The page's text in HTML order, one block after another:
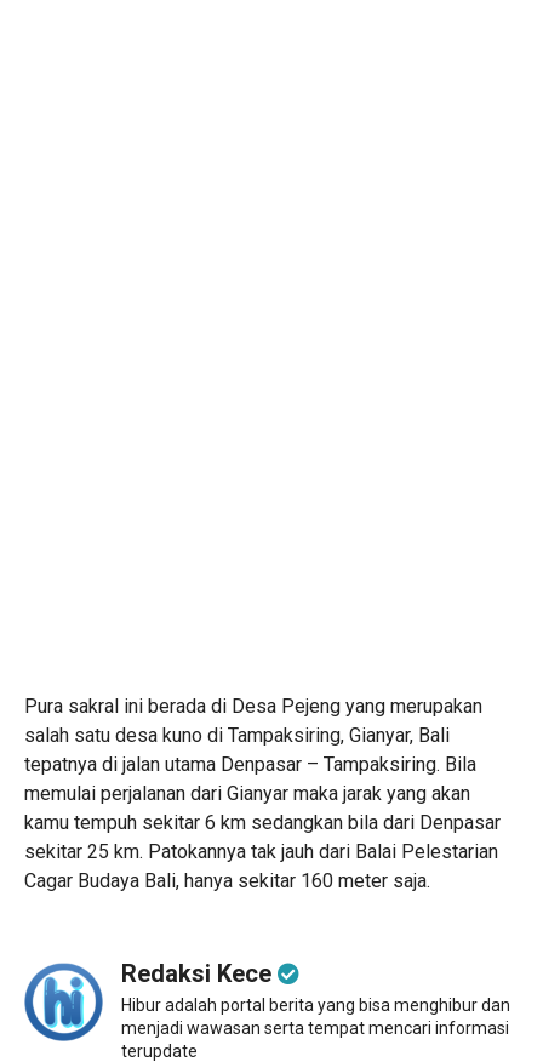
Pura sakral ini berada di Desa Pejeng yang merupakan
salah satu desa kuno di Tampaksiring, Gianyar, Bali
tepatnya di jalan utama Denpasar – Tampaksiring. Bila
memulai perjalanan dari Gianyar maka jarak yang akan
kamu tempuh sekitar 6 km sedangkan bila dari Denpasar
sekitar 25 km. Patokannya tak jauh dari Balai Pelestarian
Cagar Budaya Bali, hanya sekitar 160 meter saja.
Redaksi Kece
Hibur adalah portal berita yang bisa menghibur dan
menjadi wawasan serta tempat mencari informasi
terupdate